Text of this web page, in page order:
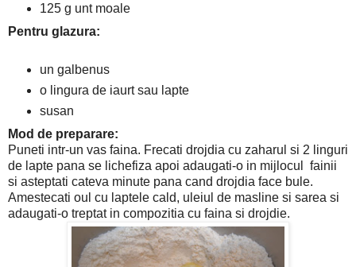
125 g unt moale
Pentru glazura:
un galbenus
o lingura de iaurt sau lapte
susan
Mod de preparare:
Puneti intr-un vas faina. Frecati drojdia cu zaharul si 2 linguri
de lapte pana se lichefiza apoi adaugati-o in mijlocul fainii
si asteptati cateva minute pana cand drojdia face bule.
Amestecati oul cu laptele cald, uleiul de masline si sarea si
adaugati-o treptat in compozitia cu faina si drojdie.